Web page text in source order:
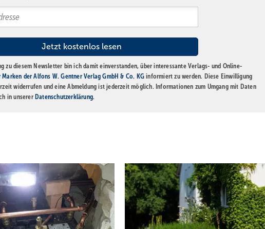
zu diesem Newsletter bin ich damit einverstanden, über interessante Verlags- und Online-
Marken der Alfons W. Gentner Verlag GmbH & Co. KG informiert zu werden. Diese Einwilligung
widerrufen und eine Abmeldung ist jederzeit möglich. Informationen zum Umgang mit Daten
in unserer Datenschutzerklärung.